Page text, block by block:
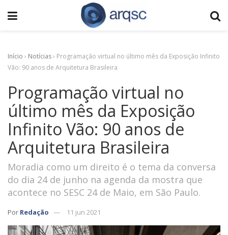
Início › Notícias› Programação virtual no último mês da Exposição Infinito
Vão: 90 anos de Arquitetura Brasileira
Programação virtual no
último mês da Exposição
Infinito Vão: 90 anos de
Arquitetura Brasileira
Moradia como um direito é o tema da conversa
do dia 24 de junho na agenda da mostra que
acontece no SESC 24 de Maio, em São Paulo.
Por Redação 11 jun 2021